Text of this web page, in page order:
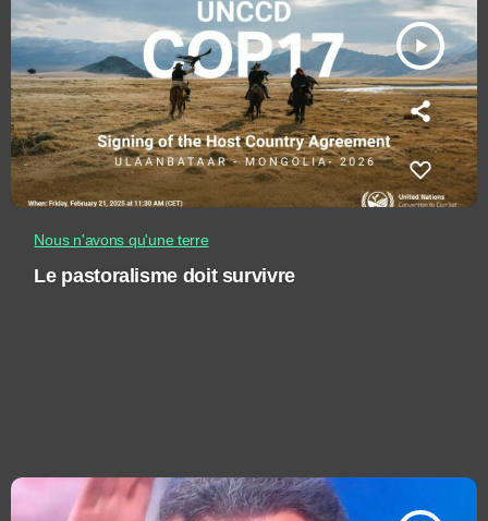
play_arrow
Nous n'avons qu'une terre
Le pastoralisme doit survivre